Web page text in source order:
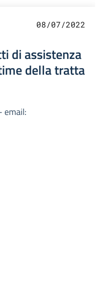
08/07/2022
di assistenza
della tratta
email: